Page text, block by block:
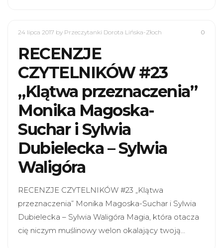
24 lipca 2017 by Przeczytanki Dorota Lińska-Złoch 0
RECENZJE
CZYTELNIKÓW #23
„Klątwa przeznaczenia”
Monika Magoska-
Suchar i Sylwia
Dubielecka – Sylwia
Waligóra
RECENZJE CZYTELNIKÓW #23 „Klątwa
przeznaczenia” Monika Magoska-Suchar i Sylwia
Dubielecka – Sylwia Waligóra Magia, która otacza
cię niczym muślinowy welon okalający twoją…